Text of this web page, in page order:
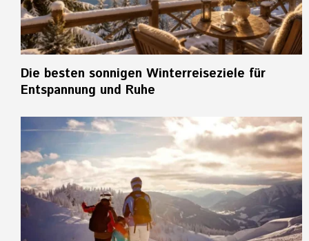
Die besten sonnigen Winterreiseziele für
Entspannung und Ruhe